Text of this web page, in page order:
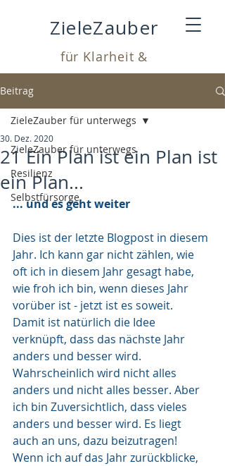
ZieleZauber
für Klarheit &
Beitrag
ZieleZauber für unterwegs
Resilienz
Selbstfürsorge
ZieleZauber für unterwegs
21 Ein Plan ist ein Plan ist
ein Plan...
30. Dez. 2020
... und es geht weiter
Dies ist der letzte Blogpost in diesem
Jahr. Ich kann gar nicht zählen, wie
oft ich in diesem Jahr gesagt habe,
wie froh ich bin, wenn dieses Jahr
vorüber ist - jetzt ist es soweit.
Damit ist natürlich die Idee
verknüpft, dass das nächste Jahr
anders und besser wird.
Wahrscheinlich wird nicht alles
anders und nicht alles besser. Aber
ich bin Zuversichtlich, dass vieles
anders und besser wird. Es liegt
auch an uns, dazu beizutragen!
Wenn ich auf das Jahr zurückblicke,